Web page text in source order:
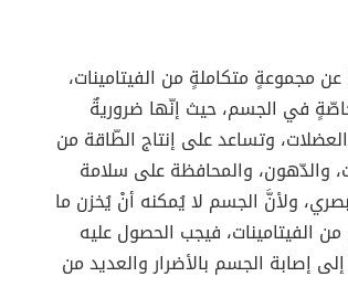
مجموعةٍ متكاملةٍ من الفيتامينات،
في الجسم، حيث إنّها ضروريةٌ
وتساعد على إنتاج الطّاقة من
والدّهون، والمحافظة على سلامة
ولأنَّ الجسم لا يُمكنه أنْ يُخزن ما
الفيتامينات، فيجب الحصول عليه
إصابة الجسم بالأضرار والعديد من